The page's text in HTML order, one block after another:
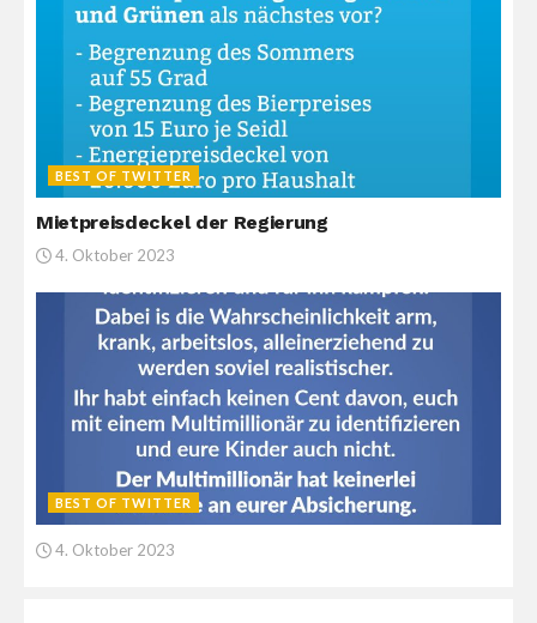
BEST OF TWITTER
Mietpreisdeckel der Regierung
4. Oktober 2023
BEST OF TWITTER
4. Oktober 2023